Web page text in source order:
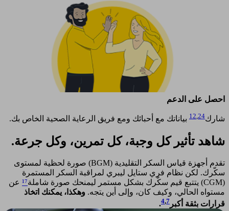
احصل على الدعم
شارك 12,24 بياناتك مع أحبائك ومع فريق الرعاية الصحية الخاص بك.
شاهد تأثير كل وجبة، كل تمرين، وكل جرعة.
تقدم أجهزة قياس السكر التقليدية (BGM) صورة لحظية لمستوى
سكّرك. لكن نظام فري ستايل ليبري لمراقبة السكر المستمرة
(CGM) يتتبع قيم سكّرك بشكل مستمر ليمنحك صورة شاملة
¹⁷ عن
مستواه الحالي، وكيف كان، وإلى أين يتجه. وهكذا، يمكنك اتخاذ
قرارات بثقة أكبر
4,7
.​